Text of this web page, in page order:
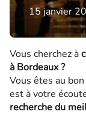
15 janvier
Vous cherchez à
à Bordeaux ?
Vous êtes au
est à votre
recherche du